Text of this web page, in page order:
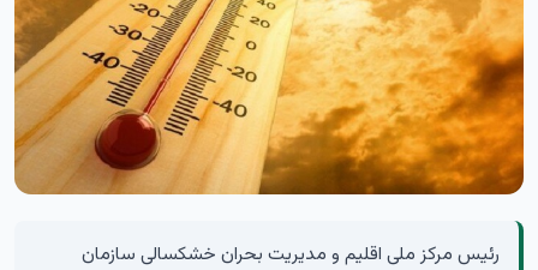
رئیس مرکز ملی اقلیم و مدیریت بحران خشکسالی سازمان